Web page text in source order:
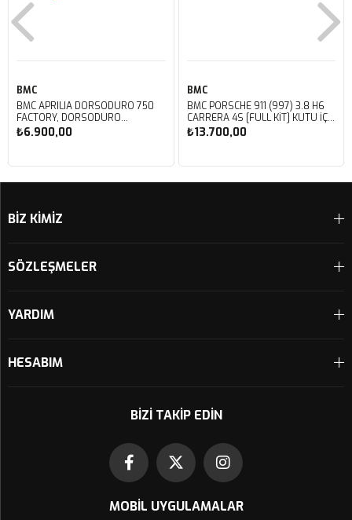
BMC
BMC APRILIA DORSODURO 750
FACTORY, DORSODURO
900, SHIVER 750 GT, SHIVER
750 KUTU İÇİ PERFORMANS
₺6.900,00
BMC
BMC PORSCHE 911 (997) 3.8 H6
CARRERA 4S [FULL KIT] KUTU İÇİ
PERFORMANS HAVA FİLTRESİ
FB468/20
₺13.700,00
BİZ KİMİZ
SÖZLEŞMELER
YARDIM
HESABIM
BIZI TAKIP EDIN
MOBIL UYGULAMALAR